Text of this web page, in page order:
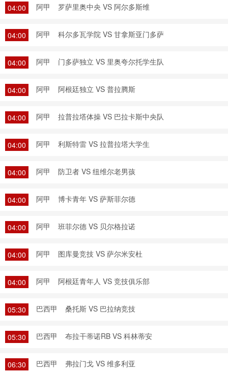
04:00 阿甲 罗萨里奥中央 VS 阿尔多斯维
04:00 阿甲 科尔多瓦学院 VS 甘拿斯亚门多萨
04:00 阿甲 门多萨独立 VS 里奥夸尔托学生队
04:00 阿甲 阿根廷独立 VS 普拉腾斯
04:00 阿甲 拉普拉塔体操 VS 巴拉卡斯中央队
04:00 阿甲 利斯特雷 VS 拉普拉塔大学生
04:00 阿甲 防卫者 VS 纽维尔老男孩
04:00 阿甲 博卡青年 VS 萨斯菲尔德
04:00 阿甲 班菲尔德 VS 贝尔格拉诺
04:00 阿甲 图库曼竞技 VS 萨尔米安杜
04:00 阿甲 阿根廷青年人 VS 竞技俱乐部
05:30 巴西甲 桑托斯 VS 巴拉纳竞技
05:30 巴西甲 布拉干蒂诺RB VS 科林蒂安
06:30 巴西甲 弗拉门戈 VS 维多利亚